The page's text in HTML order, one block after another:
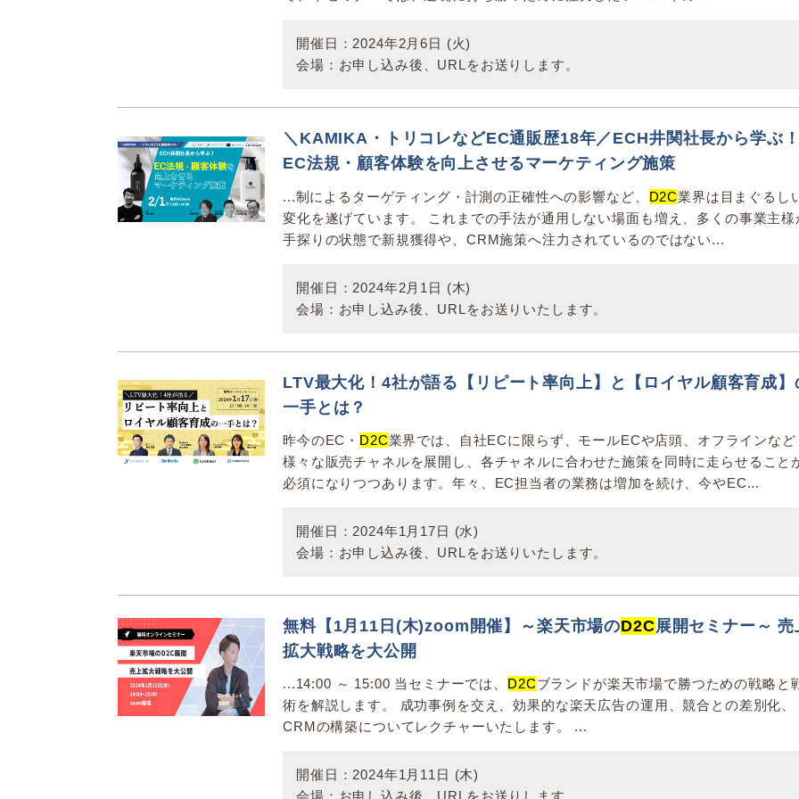
開催日：2024年2月6日 (火)
会場：お申し込み後、URLをお送りします。
＼KAMIKA・トリコレなどEC通販歴18年／ECH井関社長から学ぶ！
EC法規・顧客体験を向上させるマーケティング施策
...制によるターゲティング・計測の正確性への影響など、 D2C業界は目まぐるし
変化を遂げています。 これまでの手法が通用しない場面も増え、多くの事業主様
手探りの状態で新規獲得や、CRM施策へ注力されているのではない...
開催日：2024年2月1日 (木)
会場：お申し込み後、URLをお送りいたします。
LTV最大化！4社が語る【リピート率向上】と【ロイヤル顧客育成】
一手とは？
昨今のEC・ D2C業界では、自社ECに限らず、モールECや店頭、オフラインなど
様々な販売チャネルを展開し、各チャネルに合わせた施策を同時に走らせること
必須になりつつあります。年々、EC担当者の業務は増加を続け、今やEC...
開催日：2024年1月17日 (水)
会場：お申し込み後、URLをお送りいたします。
無料【1月11日(木)zoom開催】～楽天市場のD2C展開セミナー～ 売
拡大戦略を大公開
...14:00 ～ 15:00 当セミナーでは、 D2Cブランドが楽天市場で勝つための戦略と
術を解説します。 成功事例を交え、効果的な楽天広告の運用、競合との差別化、
CRMの構築についてレクチャーいたします。 ...
開催日：2024年1月11日 (木)
会場：お申し込み後、URLをお送りします。